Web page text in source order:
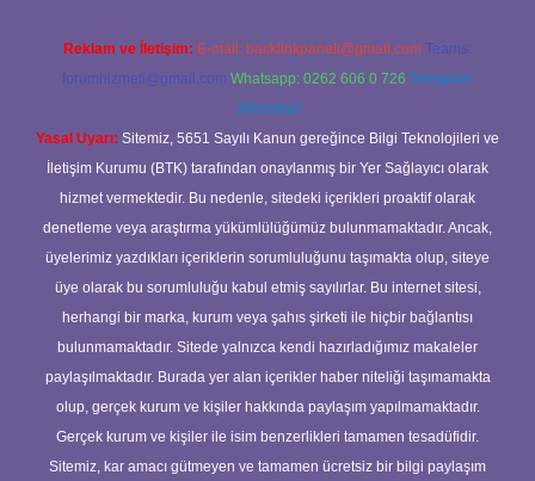
Reklam ve İletişim: E-mail: backlinkpaneli@gmail.com Teams:
forumhizmeti@gmail.com Whatsapp: 0262 606 0 726 Telegram:
@karabul
Yasal Uyarı: Sitemiz, 5651 Sayılı Kanun gereğince Bilgi Teknolojileri ve
İletişim Kurumu (BTK) tarafından onaylanmış bir Yer Sağlayıcı olarak
hizmet vermektedir. Bu nedenle, sitedeki içerikleri proaktif olarak
denetleme veya araştırma yükümlülüğümüz bulunmamaktadır. Ancak,
üyelerimiz yazdıkları içeriklerin sorumluluğunu taşımakta olup, siteye
üye olarak bu sorumluluğu kabul etmiş sayılırlar. Bu internet sitesi,
herhangi bir marka, kurum veya şahıs şirketi ile hiçbir bağlantısı
bulunmamaktadır. Sitede yalnızca kendi hazırladığımız makaleler
paylaşılmaktadır. Burada yer alan içerikler haber niteliği taşımamakta
olup, gerçek kurum ve kişiler hakkında paylaşım yapılmamaktadır.
Gerçek kurum ve kişiler ile isim benzerlikleri tamamen tesadüfidir.
Sitemiz, kar amacı gütmeyen ve tamamen ücretsiz bir bilgi paylaşım